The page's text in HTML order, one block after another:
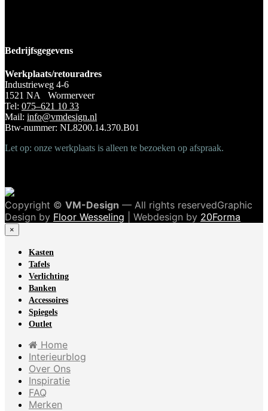
Bedrijfsgegevens
Werkplaats/retouradres
Industrieweg 4-6
1521 NA Wormerveer
Tel: 075–621 10 33
Mail: info@vmdesign.nl
Btw-nummer: NL8200.14.370.B01
Let op: onze werkplaats is alleen te bezoeken op afspraak.
Copyright © VM-Design — All rights reservedGraphic
Design by Floor Wesseling | Webdesign by 20Forma
×
Kasten
Tafels
Verlichting
Banken
Accessoires
Spiegels
Outlet
Home
Interieurblog
Over Ons
Inspiratie
FAQ
Merken